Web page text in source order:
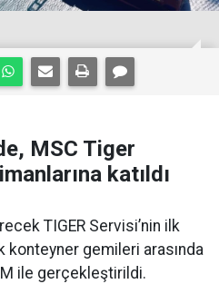
MSC Tiger
katıldı
TIGER Servisi’nin ilk
konteyner gemileri arasında
ile gerçekleştirildi.